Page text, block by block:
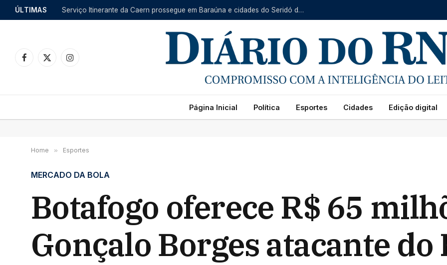
ÚLTIMAS Serviço Itinerante da Caern prossegue em Baraúna e cidades do Seridó de 10 a 14 de agosto
Facebook
X
Instagram
Página Inicial Política Esportes Cidades Edição digital
Home » Esportes
MERCADO DA BOLA
Botafogo oferece R$ 65
Gonçalo Borges atacante do